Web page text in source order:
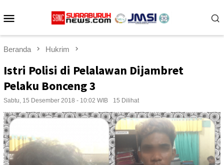
ke
Beranda Hukrim
Istri Polisi di Pelalawan Dijambret
Pelaku Bonceng 3
Sabtu, 15 Desember 2018 - 10:02 WIB 15 Dilihat